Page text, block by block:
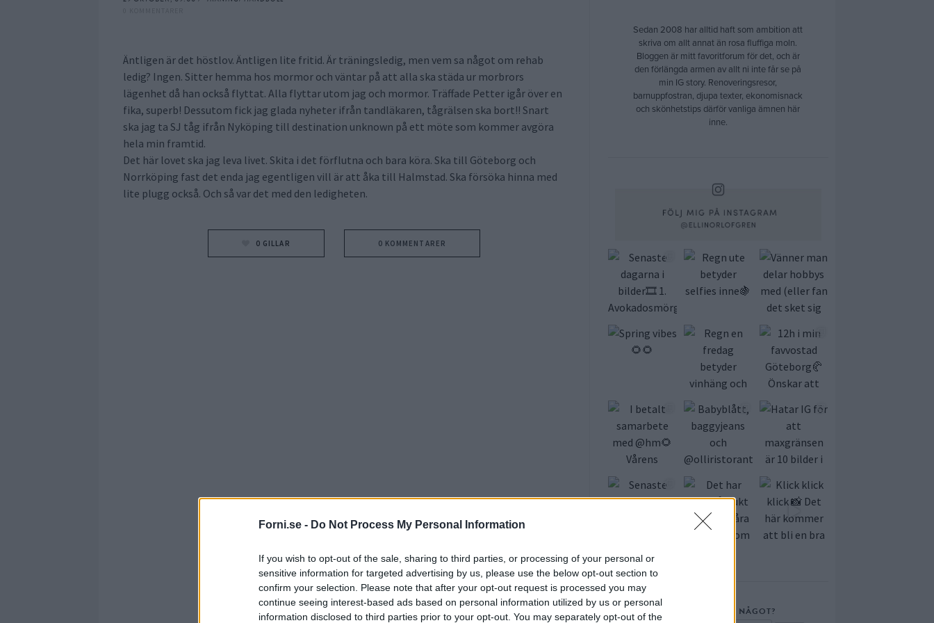
Forni.se - Do Not Process My Personal Information
If you wish to opt-out of the sale, sharing to third parties, or processing of your personal or
sensitive information for targeted advertising by us, please use the below opt-out section to
confirm your selection. Please note that after your opt-out request is processed you may
continue seeing interest-based ads based on personal information utilized by us or personal
information disclosed to third parties prior to your opt-out. You may separately opt-out of the
Äntligen är det höstlov. Äntligen lite fritid. Är träningsledig, men vem sa något om rehab
ledig? Ingen. Sitter hemma hos mormor och väntar på att alla ska städa ur morbrors
lägenhet då han också flyttat. Alla flyttar utom jag och mormor. Träffade Petter igår över en
fika, superb! Dessutom fick jag glada nyheter ifrån tandläkaren, tågrälsen ska bort!! Snart
ska jag ta SJ tåg ifrån Nyköping till destination unknown på ett möte som kommer avgöra
hela min framtid.
Det här lovet ska jag leva livet. Skita i det förflutna och bara köra. Ska till Göteborg och
Norrköping fast det enda jag egentligen vill är att åka till Halmstad. Ska försöka hinna med
lite plugg också. Och så var det med den ledigheten.
0 GILLAR 0 KOMMENTARER
Sedan 2008 har alltid haft som ambition att
skriva om allt annat än rosa fluffiga moln.
Bloggen är mitt favoritforum för det, och är
den förlängda armen av allt ni inte får se på
min IG story. Renoveringsresor,
barnuppfostran, djupa texter, ekonomisnack
och skönhetstips därför vanliga ämnen här
inne.
LETAR DU EFTER NÅGOT?